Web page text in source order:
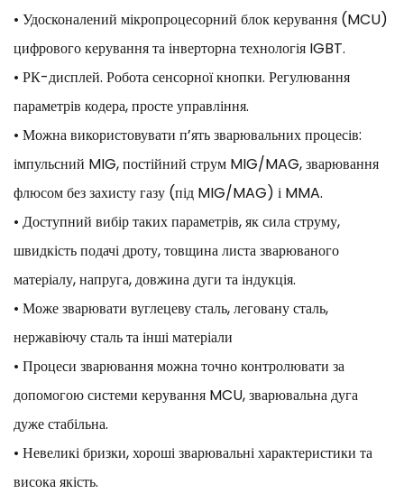
• Удосконалений мікропроцесорний блок керування (MCU)
цифрового керування та інверторна технологія IGBT.
• РК-дисплей. Робота сенсорної кнопки. Регулювання
параметрів кодера, просте управління.
• Можна використовувати п’ять зварювальних процесів:
імпульсний MIG, постійний струм MIG/MAG, зварювання
флюсом без захисту газу (під MIG/MAG) і MMA.
• Доступний вибір таких параметрів, як сила струму,
швидкість подачі дроту, товщина листа зварюваного
матеріалу, напруга, довжина дуги та індукція.
• Може зварювати вуглецеву сталь, леговану сталь,
нержавіючу сталь та інші матеріали
• Процеси зварювання можна точно контролювати за
допомогою системи керування MCU, зварювальна дуга
дуже стабільна.
• Невеликі бризки, хороші зварювальні характеристики та
висока якість.